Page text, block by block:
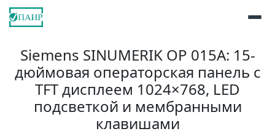
Siemens SINUMERIK OP 015A: 15-
дюймовая операторская панель с
TFT дисплеем 1024×768, LED
подсветкой и мембранными
клавишами